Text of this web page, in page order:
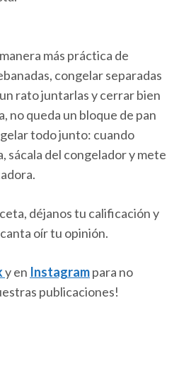
más práctica de
congelar separadas
rato juntarlas y cerrar bien
no queda un bloque de pan
todo junto: cuando
sácala del congelador y mete
déjanos tu calificación y
oír tu opinión.
y en Instagrampara no
publicaciones!